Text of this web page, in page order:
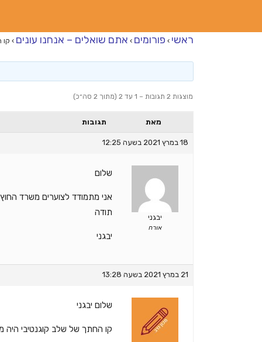
ראשי › פורומים › אתם שואלים – אנחנו עונים › קו
מוצגות 2 תגובות – 1 עד 2 (מתוך 2 סה״כ)
מאת תגובות
18 במרץ 2021 בשעה 12:25
יבגני
אורח
שלום
אני מתמודד לצוערים משרד החוץ
תודה
יבגני
21 במרץ 2021 בשעה 13:28
שלום יבגני
קו החתך של שלב קוגנטיבי היה מעל 6.5, ואילו לשלב השני היה